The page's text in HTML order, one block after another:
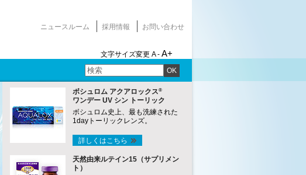
ニュースルーム 採用情報 お問い合わせ
文字サイズ変更 A - A+
OK
ボシュロム アクアロックス®
ワンデー UV シン トーリック
ボシュロム史上、最も洗練された
1dayトーリックレンズ。
詳しくはこちら
天然由来ルテイン15（サプリメン
ト）